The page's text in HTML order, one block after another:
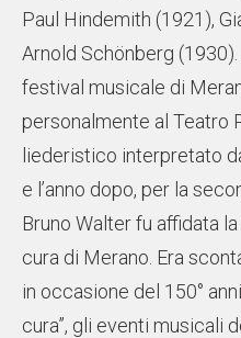
Paul Hindemith (1921),
Arnold Schönberg
festival musicale di
personalmente al Teatro
liederistico interpretato
e l’anno dopo, per la
Bruno Walter fu affidata
cura di Merano. Era
in occasione del 150°
cura”, gli eventi musicali